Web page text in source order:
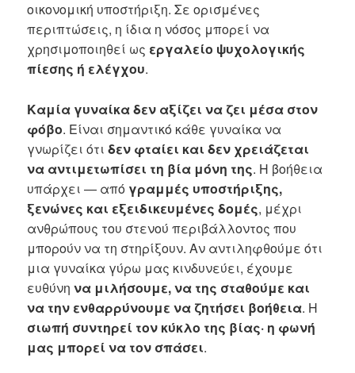
οικονομική υποστήριξη. Σε ορισμένες
περιπτώσεις, η ίδια η νόσος μπορεί να
χρησιμοποιηθεί ως εργαλείο ψυχολογικής
πίεσης ή ελέγχου.
Καμία γυναίκα δεν αξίζει να ζει μέσα στον
φόβο. Είναι σημαντικό κάθε γυναίκα να
γνωρίζει ότιδεν φταίει και δεν χρειάζεται
να αντιμετωπίσει τη βία μόνη της. Η βοήθεια
υπάρχει — από γραμμές υποστήριξης,
ξενώνες και εξειδικευμένες δομές, μέχρι
ανθρώπους του στενού περιβάλλοντος που
μπορούν να τη στηρίξουν. Αν αντιληφθούμε ότι
μια γυναίκα γύρω μας κινδυνεύει, έχουμε
ευθύνηνα μιλήσουμε, να της σταθούμε και
να την ενθαρρύνουμε να ζητήσει βοήθεια. Η
σιωπή συντηρεί τον κύκλο της βίας· η φωνή
μας μπορεί να τον σπάσει.